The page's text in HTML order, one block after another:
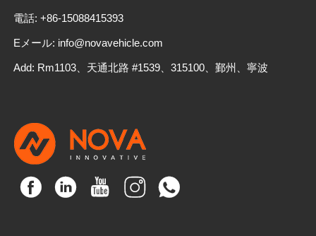
電話: +86-15088415393
Eメール: info@novavehicle.com
Add: Rm1103、天通北路 #1539、315100、鄞州、寧波